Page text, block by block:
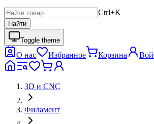
Ctrl+K
Найти
Toggle theme
О нас Избранное Корзина
3D и CNC
Филамент